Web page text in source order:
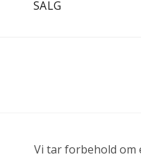
SALG
Vi tar forbehold om